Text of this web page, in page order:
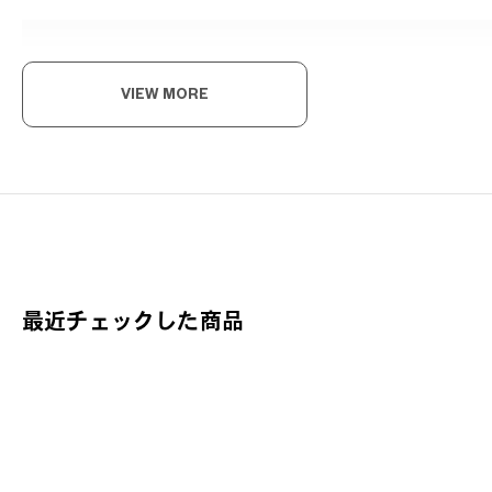
VIEW MORE
最近チェックした商品